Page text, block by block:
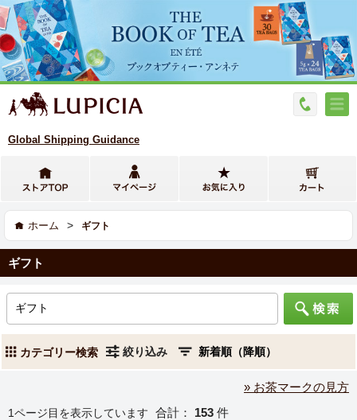
Global Shipping Guidance
ホーム > ギフト
ギフト
カテゴリー検索 絞り込み
» お茶マークの見方
1ページ目を表示しています 合計： 153 件